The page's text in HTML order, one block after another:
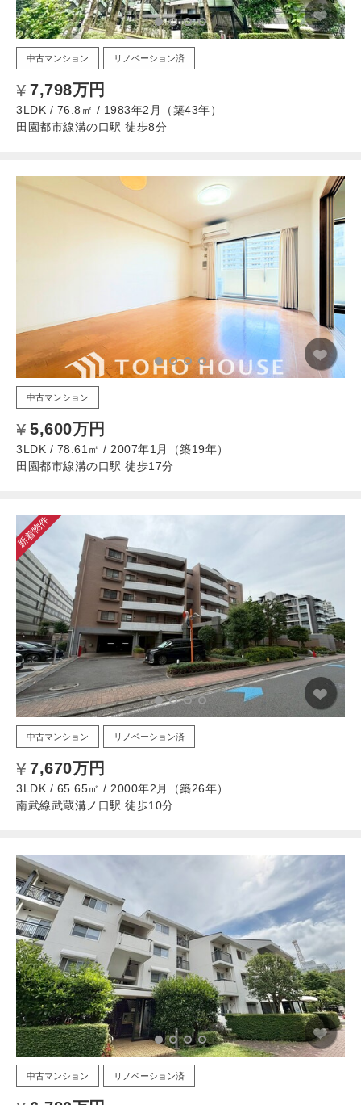
中古マンション リノベーション済
7,798万円
3LDK / 76.8㎡ / 1983年2月（築43年）
田園都市線溝の口駅 徒歩8分
中古マンション
5,600万円
3LDK / 78.61㎡ / 2007年1月（築19年）
田園都市線溝の口駅 徒歩17分
新着物件
中古マンション リノベーション済
7,670万円
3LDK / 65.65㎡ / 2000年2月（築26年）
南武線武蔵溝ノ口駅 徒歩10分
中古マンション リノベーション済